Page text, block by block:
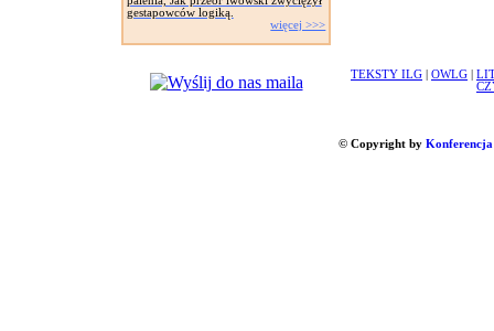
gestapowców logiką.
więcej >>>
TEKSTY ILG OWLG
© Copyright by Konferencja